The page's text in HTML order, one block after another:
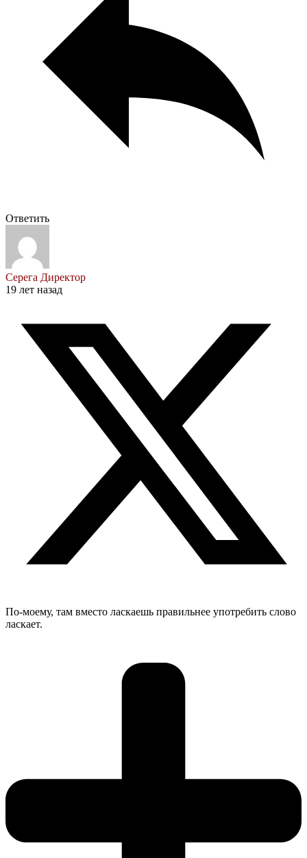
Ответить
Серега Директор
19 лет назад
По-моему, там вместо ласкаешь правильнее употребить слово
ласкает.